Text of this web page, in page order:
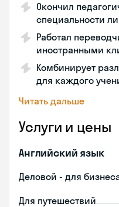
Окончил
специальности
Работал
иностранными
Комбинирует
для каждого
Читать дальше
Услуги и цены
Английский язык
Деловой - для
Для путешествий